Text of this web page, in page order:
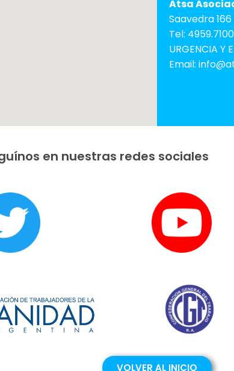
Atsa
Saavedra 166
Tel: 4959.7100
URGENCIA Y
Email:
en nuestras redes sociales
VOLVER AL INICIO